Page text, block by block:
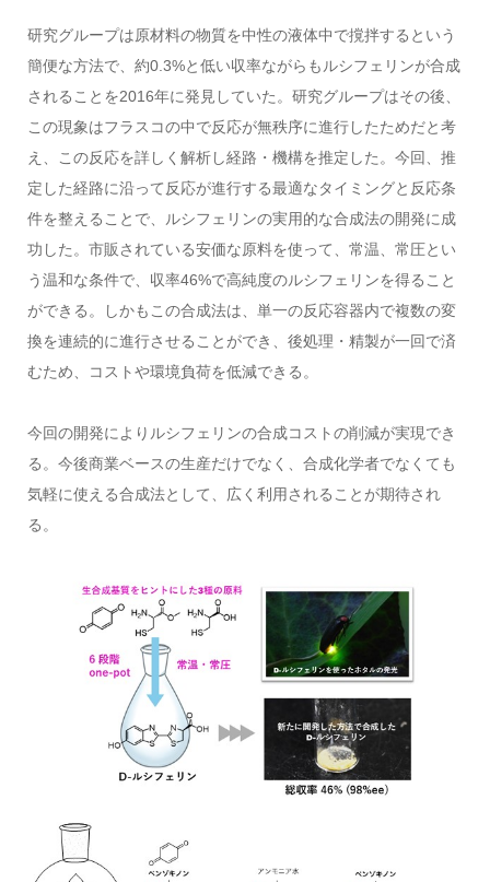
研究グループは原材料の物質を中性の液体中で撹拌するという
簡便な方法で、約0.3%と低い収率ながらもルシフェリンが合成
されることを2016年に発見していた。研究グループはその後、
この現象はフラスコの中で反応が無秩序に進行したためだと考
え、この反応を詳しく解析し経路・機構を推定した。今回、推
定した経路に沿って反応が進行する最適なタイミングと反応条
件を整えることで、ルシフェリンの実用的な合成法の開発に成
功した。市販されている安価な原料を使って、常温、常圧とい
う温和な条件で、収率46%で高純度のルシフェリンを得ること
ができる。しかもこの合成法は、単一の反応容器内で複数の変
換を連続的に進行させることができ、後処理・精製が一回で済
むため、コストや環境負荷を低減できる。
今回の開発によりルシフェリンの合成コストの削減が実現でき
る。今後商業ベースの生産だけでなく、合成化学者でなくても
気軽に使える合成法として、広く利用されることが期待され
る。